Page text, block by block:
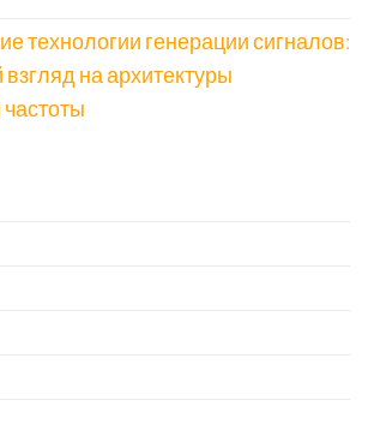
технологии генерации сигналов:
на архитектуры